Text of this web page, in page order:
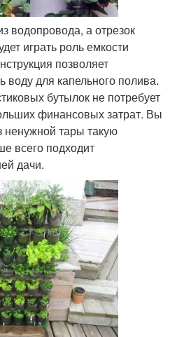
водопровода, а отрезок
играть роль емкости
позволяет
воду для капельного полива.
бутылок не потребует
финансовых затрат. Вы
ненужной тары такую
всего подходит
дачи.